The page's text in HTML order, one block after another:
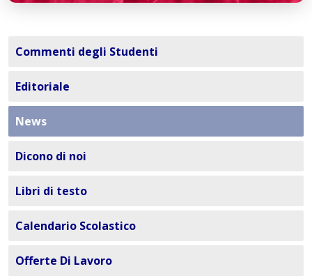
Commenti degli Studenti
Editoriale
News
Dicono di noi
Libri di testo
Calendario Scolastico
Offerte Di Lavoro